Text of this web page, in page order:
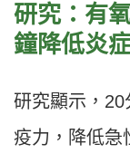
研究：有
鐘降低炎
研究顯示，
疫力，降低急